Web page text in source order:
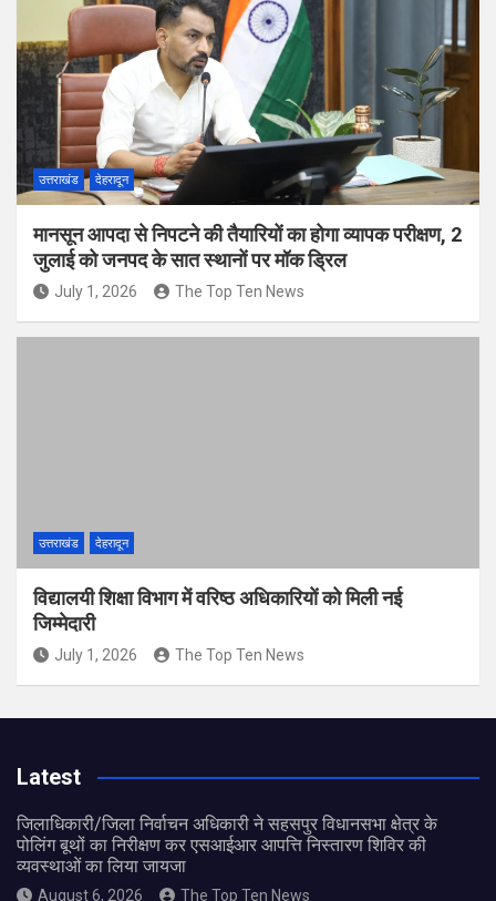
उत्तराखंड देहरादून
मानसून आपदा से निपटने की तैयारियों का होगा व्यापक परीक्षण, 2
जुलाई को जनपद के सात स्थानों पर मॉक ड्रिल
July 1, 2026 The Top Ten News
उत्तराखंड देहरादून
विद्यालयी शिक्षा विभाग में वरिष्ठ अधिकारियों को मिली नई
जिम्मेदारी
July 1, 2026 The Top Ten News
Latest
जिलाधिकारी/जिला निर्वाचन अधिकारी ने सहसपुर विधानसभा क्षेत्र के
पोलिंग बूथों का निरीक्षण कर एसआईआर आपत्ति निस्तारण शिविर की
व्यवस्थाओं का लिया जायजा
August 6, 2026 The Top Ten News